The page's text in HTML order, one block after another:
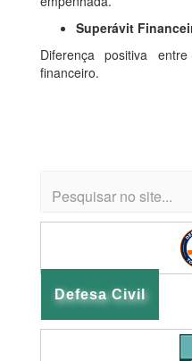
Superávit
Diferença positiva
financeiro.
Defesa Civil